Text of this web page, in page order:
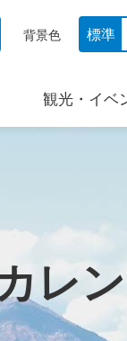
観光・イベ
背景色 標準
レ